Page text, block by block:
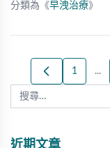
分類為《早洩治療》
1 ...
近期文章